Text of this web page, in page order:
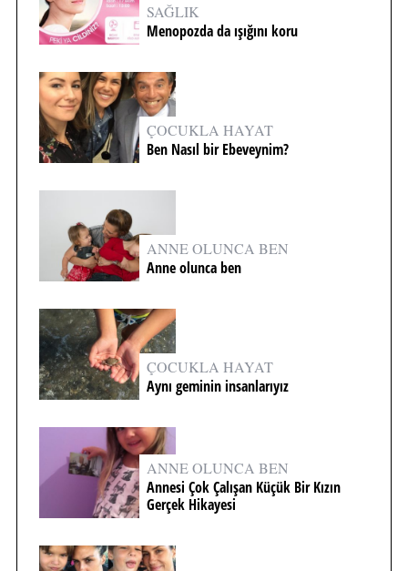
SAĞLIK
Menopozda da ışığını koru
ÇOCUKLA HAYAT
Ben Nasıl bir Ebeveynim?
ANNE OLUNCA BEN
Anne olunca ben
ÇOCUKLA HAYAT
Aynı geminin insanlarıyız
ANNE OLUNCA BEN
Annesi Çok Çalışan Küçük Bir Kızın
Gerçek Hikayesi